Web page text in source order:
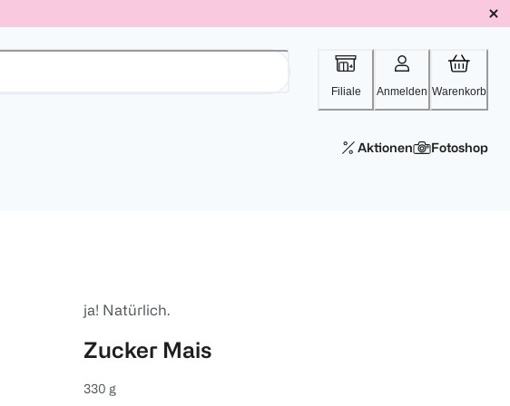
Filiale Anmelden Warenkorb
Aktionen Fotoshop
ja! Natürlich.
Zucker Mais
330 g